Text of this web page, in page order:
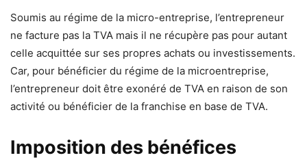
Soumis au régime de la micro-entreprise, l’entrepreneur
ne facture pas la TVA mais il ne récupère pas pour autant
celle acquittée sur ses propres achats ou investissements.
Car, pour bénéficier du régime de la microentreprise,
l’entrepreneur doit être exonéré de TVA en raison de son
activité ou bénéficier de la franchise en base de TVA.
Imposition des bénéfices